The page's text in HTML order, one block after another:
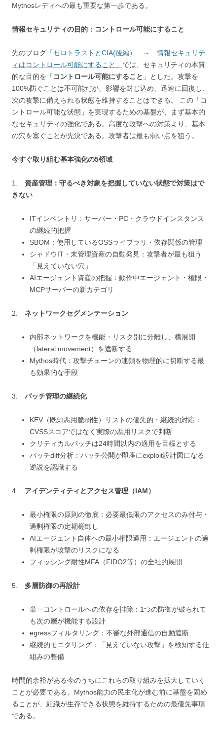
Mythosレディへの最も重要な第一歩である。
情報セキュリティの目的：コントロール可能にすること
先のブログ 「ゼロトラストとCIA(後編） ～ 情報セキュリテ
ィはコントロール可能にすること」 では、セキュリティの本質
的な目的を「 コントロール可能にすること 」とした。攻撃を
100%防ぐことは不可能だが、影響を封じ込め、迅速に回復し、
次の攻撃に備えられる状態を維持することはできる。 この「コ
ントロール可能な状態」を実現するための基盤が、まず基本的
なセキュリティの強化である。高度な攻撃への対策より、基本
の穴を塞ぐことが先決である。攻撃者は最も弱い点を狙う。
今すぐ取り組む基本強化の5領域
1. 資産管理：守るべき対象を把握していない状態で対策はで
きない
ITインベントリ：サーバー・PC・クラウドインスタンス
の継続的把握
SBOM：使用しているOSSライブラリ・依存関係の管理
シャドウIT・未管理資産の自動発見：攻撃者が最も狙う
「見えていない穴」
AIエージェント資産の把握：動作中エージェント・権限・
MCPサーバーの新カテゴリ
2. ネットワークセグメンテーション
内部ネットワークを機能・リスク別に分離し、横展開
（lateral movement）を遮断する
Mythos時代：攻撃チェーンの連鎖を物理的に切断する最
も効果的な手段
3. パッチ管理の継続化
KEV（既知悪用脆弱性）リストの優先的・継続的対応：
CVSSスコアではなく実際の悪用リスクで判断
クリティカルパッチは24時間以内の適用を目標とする
パッチdiff分析：パッチ公開が即座にexploit設計図になる
逆説を認識する
4. アイデンティティとアクセス管理（IAM）
最小権限の原則の徹底：必要最低限のアクセスのみ付与・
過剰権限の定期棚卸し
AIエージェント自体への最小権限適用：エージェントの過
剰権限が攻撃のリスクになる
フィッシング耐性MFA（FIDO2等）の全社的展開
5. 多層防御の再設計
単一コントロールへの依存を排除：1つの防御が破られて
も次の層が機能する設計
egressフィルタリング：不審な外部通信の自動遮断
継続的モニタリング：「見えていない攻撃」を検知する仕
組みの整備
時間的余裕がある今のうちにこれらの取り組みを拡大していく
ことが必要である。Mythos能力の民主化が進む前に基盤を固め
ることが、組織が生存できる状態を維持するための最優先事項
である。